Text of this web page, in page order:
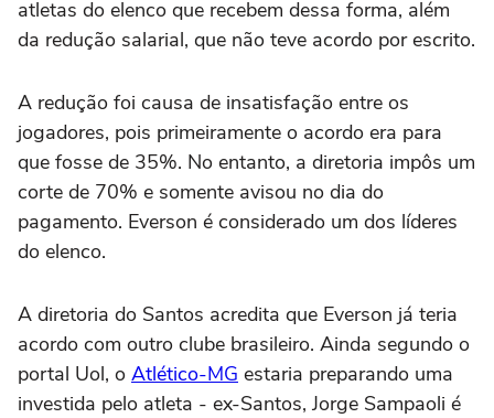
atletas do elenco que recebem dessa forma, além
da redução salarial, que não teve acordo por escrito.
A redução foi causa de insatisfação entre os
jogadores, pois primeiramente o acordo era para
que fosse de 35%. No entanto, a diretoria impôs um
corte de 70% e somente avisou no dia do
pagamento. Everson é considerado um dos líderes
do elenco.
A diretoria do Santos acredita que Everson já teria
acordo com outro clube brasileiro. Ainda segundo o
portal Uol, o Atlético-MG estaria preparando uma
investida pelo atleta - ex-Santos, Jorge Sampaoli é